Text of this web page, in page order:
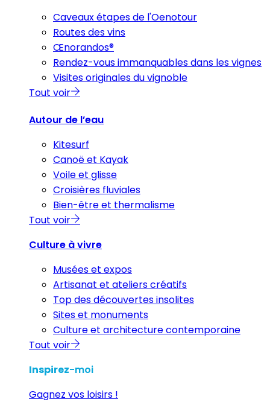
Caveaux étapes de l'Oenotour
Routes des vins
Œnorandos®
Rendez-vous immanquables dans les vignes
Visites originales du vignoble
Tout voir
Autour de l’eau
Kitesurf
Canoë et Kayak
Voile et glisse
Croisières fluviales
Bien-être et thermalisme
Tout voir
Culture à vivre
Musées et expos
Artisanat et ateliers créatifs
Top des découvertes insolites
Sites et monuments
Culture et architecture contemporaine
Tout voir
Inspirez-moi
Gagnez vos loisirs !